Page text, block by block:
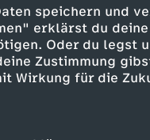
speichern und
erklärst du deine
Oder du legst
Zustimmung
Wirkung für die
Untertitel KiKA